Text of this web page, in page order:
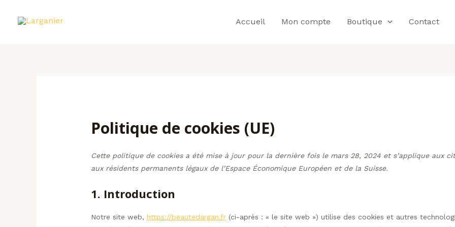
Accueil Mon compte Boutique Contact
Politique de cookies (UE)
Cette politique de cookies a été mise à jour pour la dernière fois le mars 28, 2024 et s’applique aux
aux résidents permanents légaux de l’Espace Économique Européen et de la Suisse.
1. Introduction
Notre site web, https://beautedargan.fr(ci-après : « le site web ») utilise des cookies et autres